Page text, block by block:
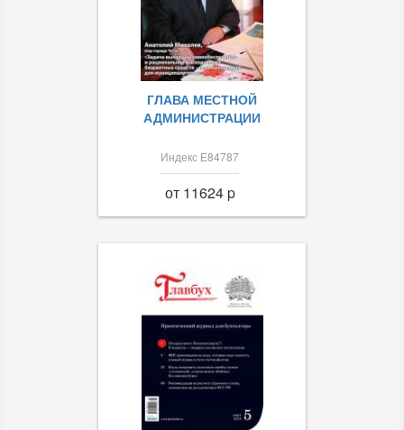
ГЛАВА МЕСТНОЙ
АДМИНИСТРАЦИИ
Индекс Е84787
от 11624 p